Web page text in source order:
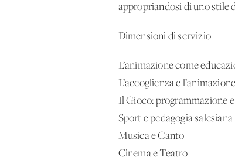
appropriandosi di uno stile
Dimensioni di servizio
L’animazione come
L’accoglienza e
Il Gioco: programmazione
Sport e pedagogia salesiana
Musica e Canto
Cinema e Teatro